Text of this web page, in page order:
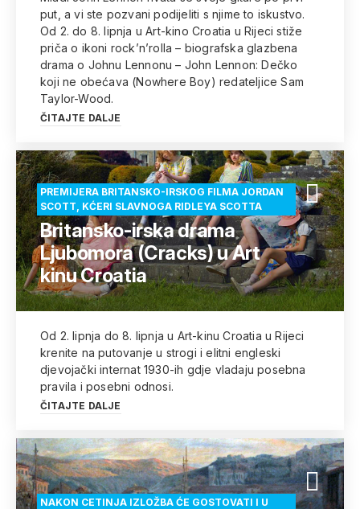
put, a vi ste pozvani podijeliti s njime to iskustvo.
Od 2. do 8. lipnja u Art-kino Croatia u Rijeci stiže
priča o ikoni rock’n’rolla – biografska glazbena
drama o Johnu Lennonu – John Lennon: Dečko
koji ne obećava (Nowhere Boy) redateljice Sam
Taylor-Wood.
ČITAJTE DALJE
PREMIJERA BRITANSKO-IRSKOG FILMA JORDAN
SCOTT, KĆERI SLAVNOGA RIDLEYA SCOTTA
Britansko-irska drama
Ljubomora (Cracks) u Art
kinu Croatia
Od 2. lipnja do 8. lipnja u Art-kinu Croatia u Rijeci
krenite na putovanje u strogi i elitni engleski
djevojački internat 1930-ih gdje vladaju posebna
pravila i posebni odnosi.
ČITAJTE DALJE
NAKON CETINJA IZLOŽBA ĆE GOSTOVATI I U